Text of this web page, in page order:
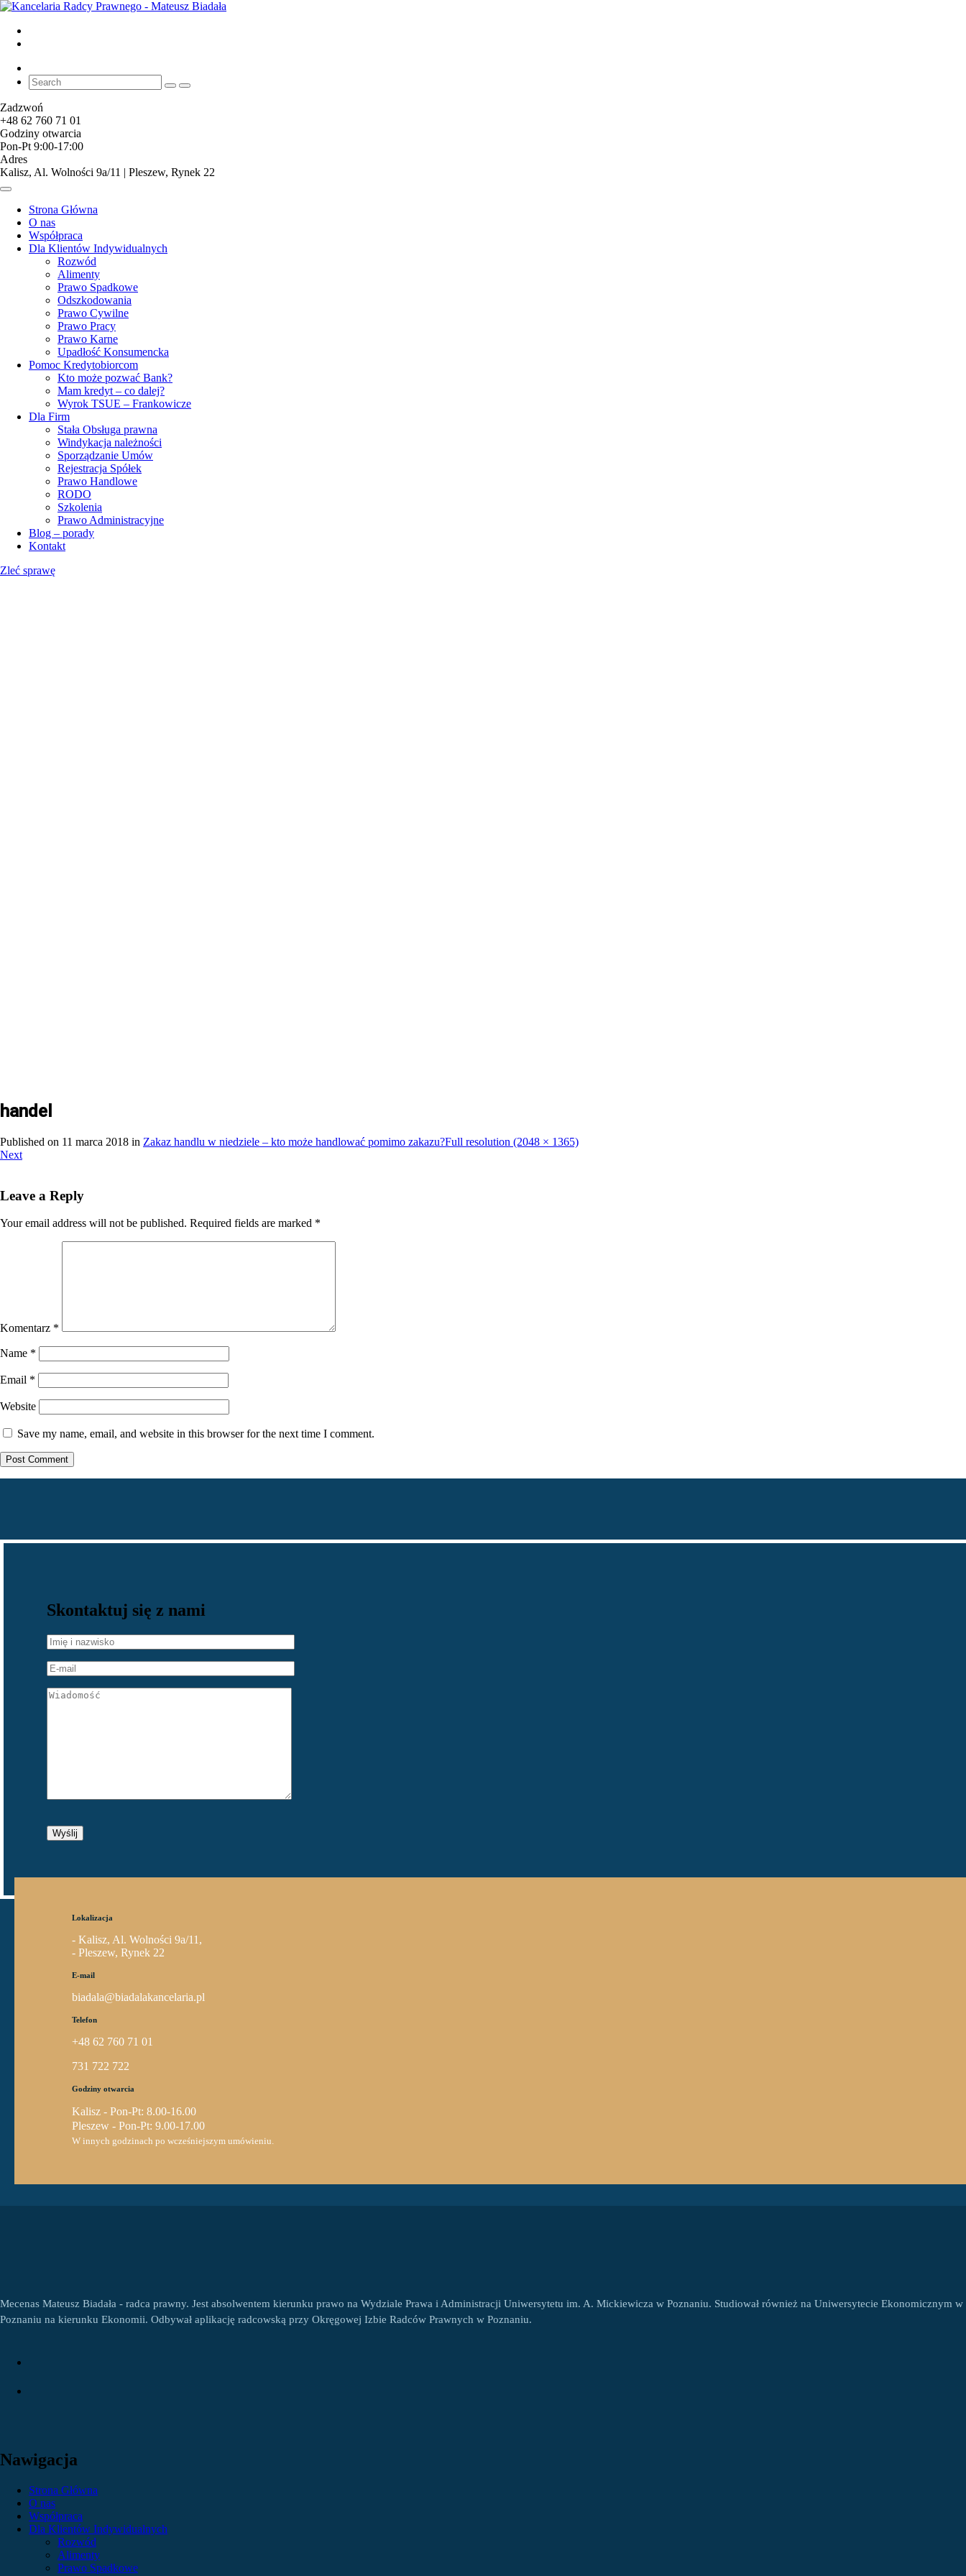
Zadzwoń
+48 62 760 71 01
Godziny otwarcia
Pon-Pt 9:00-17:00
Adres
Kalisz, Al. Wolności 9a/11 | Pleszew, Rynek 22
Strona Główna
O nas
Współpraca
Dla Klientów Indywidualnych
Rozwód
Alimenty
Prawo Spadkowe
Odszkodowania
Prawo Cywilne
Prawo Pracy
Prawo Karne
Upadłość Konsumencka
Pomoc Kredytobiorcom
Kto może pozwać Bank?
Mam kredyt – co dalej?
Wyrok TSUE – Frankowicze
Dla Firm
Stała Obsługa prawna
Windykacja należności
Sporządzanie Umów
Rejestracja Spółek
Prawo Handlowe
RODO
Szkolenia
Prawo Administracyjne
Blog – porady
Kontakt
Zleć sprawę
handel
Published on 11 marca 2018 in Zakaz handlu w niedziele – kto może handlować pomimo zakazu?Full resolution (2048 × 1365)
Next
Leave a Reply
Your email address will not be published. Required fields are marked *
Komentarz *
Name *
Email *
Website
Save my name, email, and website in this browser for the next time I comment.
Skontaktuj się z nami
Lokalizacja
- Kalisz, Al. Wolności 9a/11,
- Pleszew, Rynek 22
E-mail
biadala@biadalakancelaria.pl
Telefon
+48 62 760 71 01
731 722 722
Godziny otwarcia
Kalisz - Pon-Pt: 8.00-16.00
Pleszew - Pon-Pt: 9.00-17.00
W innych godzinach po wcześniejszym umówieniu.
Mecenas Mateusz Biadała - radca prawny. Jest absolwentem kierunku prawo na Wydziale Prawa i Administracji Uniwersytetu im. A. Mickiewicza w Poznaniu. Studiował również na Uniwersytecie Ekonomicznym w
Poznaniu na kierunku Ekonomii. Odbywał aplikację radcowską przy Okręgowej Izbie Radców Prawnych w Poznaniu.
Nawigacja
Strona Główna
O nas
Współpraca
Dla Klientów Indywidualnych
Rozwód
Alimenty
Prawo Spadkowe